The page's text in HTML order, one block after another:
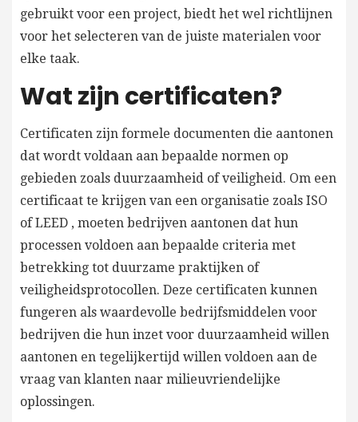
gebruikt voor een project, biedt het wel richtlijnen
voor het selecteren van de juiste materialen voor
elke taak.
Wat zijn certificaten?
Certificaten zijn formele documenten die aantonen
dat wordt voldaan aan bepaalde normen op
gebieden zoals duurzaamheid of veiligheid. Om een
certificaat te krijgen van een organisatie zoals ISO
of LEED , moeten bedrijven aantonen dat hun
processen voldoen aan bepaalde criteria met
betrekking tot duurzame praktijken of
veiligheidsprotocollen. Deze certificaten kunnen
fungeren als waardevolle bedrijfsmiddelen voor
bedrijven die hun inzet voor duurzaamheid willen
aantonen en tegelijkertijd willen voldoen aan de
vraag van klanten naar milieuvriendelijke
oplossingen.